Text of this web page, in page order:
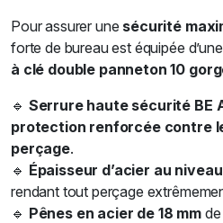
Pour assurer une sécurité
forte de bureau est équipée d’une
à clé double panneton 10
🔹 Serrure haute sécurité BE
protection renforcée contre
perçage.
🔹 Épaisseur d’acier au
rendant tout perçage
🔹 Pênes en acier de 18 mm